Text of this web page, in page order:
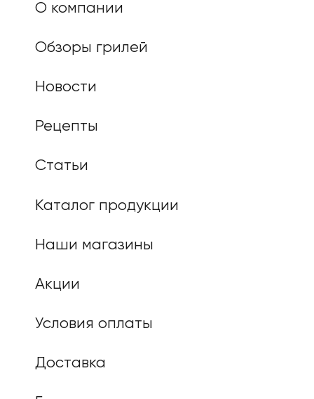
О компании
Обзоры грилей
Новости
Рецепты
Статьи
Каталог продукции
Наши магазины
Акции
Условия оплаты
Доставка